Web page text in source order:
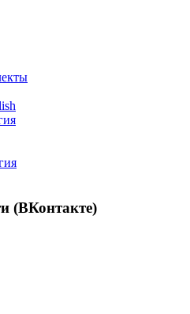
(ВКонтакте)